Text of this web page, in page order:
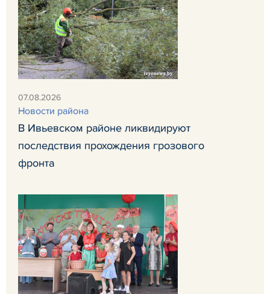
07.08.2026
Новости района
В Ивьевском районе ликвидируют
последствия прохождения грозового
фронта